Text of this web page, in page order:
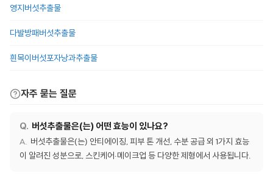
영지버섯추출물
다발방패버섯추출물
흰목이버섯포자낭과추출물
자주 묻는 질문
버섯추출물은(는) 어떤 효능이 있나요?
버섯추출물은(는) 안티에이징, 피부 톤 개선, 수분 공급 외 1가지 효능
이 알려진 성분으로, 스킨케어·메이크업 등 다양한 제형에서 사용됩니다.